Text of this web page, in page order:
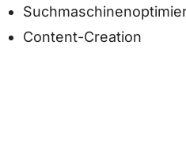
Content-Creation